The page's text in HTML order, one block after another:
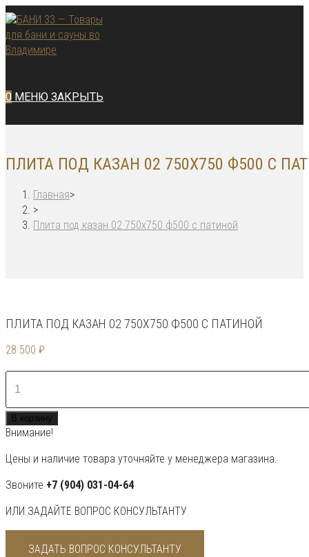
Перейти
к
содержимому
0 МЕНЮ ЗАКРЫТЬ
ПЛИТА ПОД КАЗАН 02 750Х750 Ф500 С
Главная>
>
Плита под казан 02 750х750 ф500 с патиной
ПЛИТА ПОД КАЗАН 02 750Х750 Ф500 С ПАТИНОЙ
28 500 ₽
Количество
товара
Плита
под
казан
02
750х750
ф500
патиной
В корзину
Внимание!
Цены и наличие товара уточняйте у менеджера магазина.
Звоните +7 (904) 031-04-64
ИЛИ ЗАДАЙТЕ ВОПРОС КОНСУЛЬТАНТУ
ЗАДАТЬ ВОПРОС КОНСУЛЬТАНТУ